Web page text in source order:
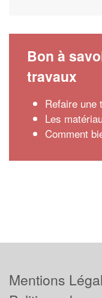
Bon à
travaux
Refaire une
Les
Comment
Mentions